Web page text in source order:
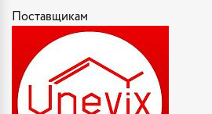
Поставщикам